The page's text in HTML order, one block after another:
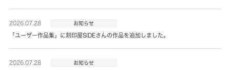
2026.07.28 お知らせ
「ユーザー作品集」に刻印屋SIDEさんの作品を追加しました。
2026.07.28 お知らせ